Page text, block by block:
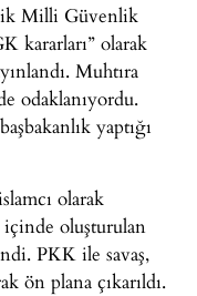
Milli Güvenlik
kararları” olarak
Muhtıra
odaklanıyordu.
yaptığı
olarak
oluşturulan
PKK ile savaş,
ön plana çıkarıldı.